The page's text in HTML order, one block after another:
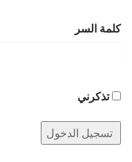
كلمة السر
تذكرني